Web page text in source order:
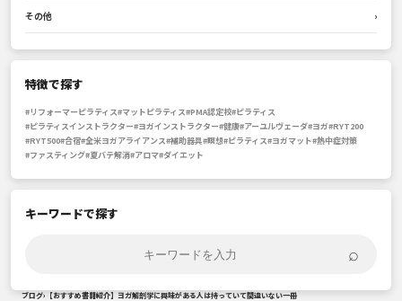
その他 ›
特徴で探す
#リフォーマーピラティス#マットピラティス#PMA認定校#ピラティス
#ピラティスインストラクター#ヨガインストラクター#健康#アーユルヴェーダ#ヨガ#RYT200
#RYT500#合宿#全米ヨガアライアンス#補助器具#瞑想#ピラティス#ヨガマット#熱中症対策
#ファスティング#夏バテ解消#アロマ#ダイエット
キーワードで探す
⌕
ブログ› 【おすすめ書籍紹介】ヨガ解剖学に興味がある人は持っていて間違いない一冊